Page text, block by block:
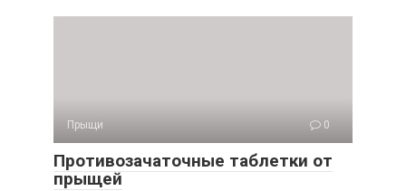
Прыщи 0
Противозачаточные таблетки от
прыщей